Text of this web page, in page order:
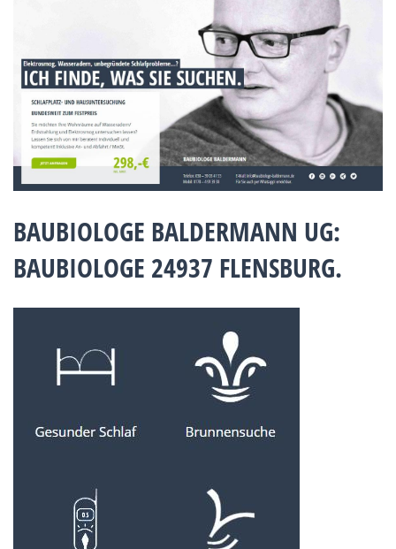
BAUBIOLOGE BALDERMANN UG:
BAUBIOLOGE 24937 FLENSBURG.